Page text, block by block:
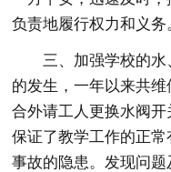
负责地履行权力和义务
三、加强学校的
的发生，一年以来共
合外请工人更换水阀
保证了教学工作的正
事故的隐患。发现问